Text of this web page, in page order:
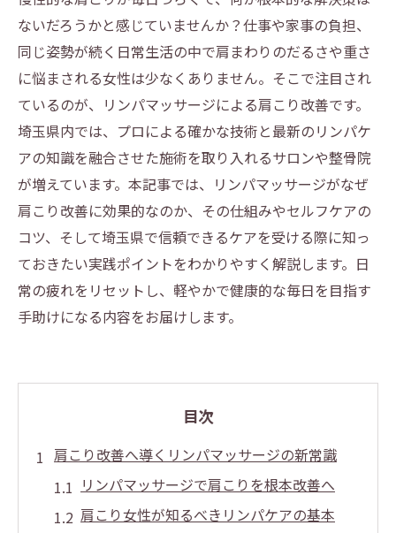
ないだろうかと感じていませんか？仕事や家事の負担、
同じ姿勢が続く日常生活の中で肩まわりのだるさや重さ
に悩まされる女性は少なくありません。そこで注目され
ているのが、リンパマッサージによる肩こり改善です。
埼玉県内では、プロによる確かな技術と最新のリンパケ
アの知識を融合させた施術を取り入れるサロンや整骨院
が増えています。本記事では、リンパマッサージがなぜ
肩こり改善に効果的なのか、その仕組みやセルフケアの
コツ、そして埼玉県で信頼できるケアを受ける際に知っ
ておきたい実践ポイントをわかりやすく解説します。日
常の疲れをリセットし、軽やかで健康的な毎日を目指す
手助けになる内容をお届けします。
目次
肩こり改善へ導くリンパマッサージの新常識
リンパマッサージで肩こりを根本改善へ
肩こり女性が知るべきリンパケアの基本